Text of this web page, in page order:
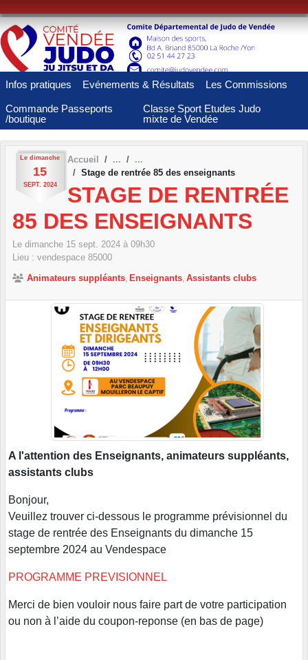
Infos pratiques Evénements & Résultats Les Commissions
Commande Passeports
/boutique
Classe Sport Etudes Judo
mixte de Vendée
Le dimanche
15
SEPT. 2024
Accueil
Stage de rentrée 85 des enseignants
STAGE DE RENTRÉE
85 DES ENSEIGNANTS
Le dimanche 15 sept. 2024 à 09h30
Lieu : vendespace 85000
Animateurs suppléants Enseignants Assistants clubs
A l'attention des Enseignants, animateurs suppléants,
assistants clubs
Bonjour,
Veuillez trouver ci-dessous le programme prévisionnel du
stage de rentrée des Enseignants du dimanche 15
septembre 2024 au Vendespace
PROGRAMME PREVISIONNEL
Merci de bien vouloir nous faire part de votre participation
ou non à l’aide du coupon-reponse (en bas de page)